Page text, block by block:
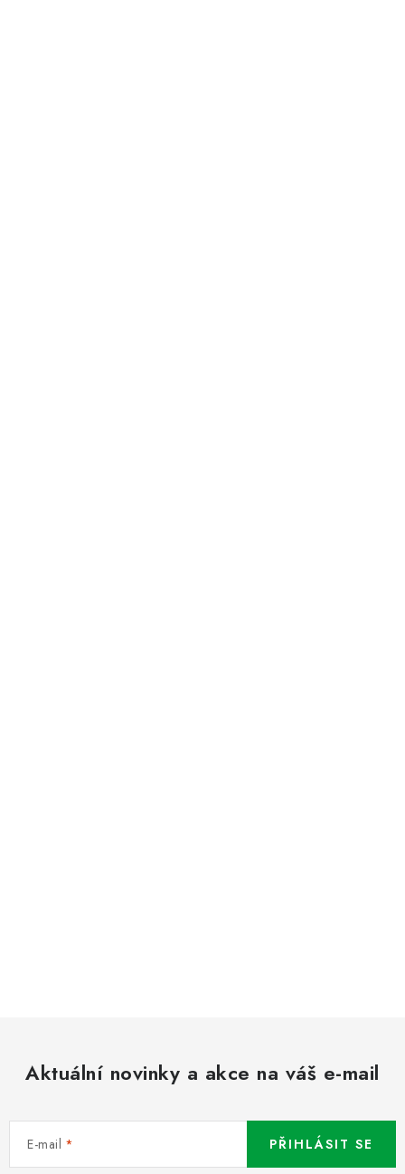
Aktuální novinky a akce na váš e-mail
E-mail PŘIHLÁSIT SE